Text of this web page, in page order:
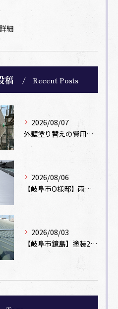
細
稿 Recent Posts
2026/08/07
外壁塗り替えの費用相場は？坪数別の価格目安と安く抑えるコツ【一級塗装士解説】
2026/08/06
【岐阜市O様邸】雨漏りを解消！塩ビシート機械固定工法による屋根防水工事
2026/08/03
【岐阜市鏡島】塗装2回のカラーベスト屋根をカバー工法でガルバリウム鋼板に改修！